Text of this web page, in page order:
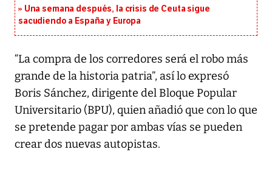
Una semana después, la crisis de Ceuta sigue
sacudiendo a España y Europa
“La compra de los corredores será el robo más
grande de la historia patria”, así lo expresó
Boris Sánchez, dirigente del Bloque Popular
Universitario (BPU), quien añadió que con lo que
se pretende pagar por ambas vías se pueden
crear dos nuevas autopistas.